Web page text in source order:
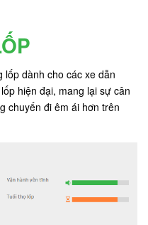
lốp dành cho các xe dẫn
hiện đại, mang lại sự cân
chuyến đi êm ái hơn trên